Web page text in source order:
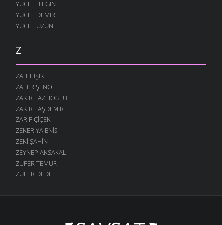
YÜCEL BILGIN
YÜCEL DEMIR
YÜCEL UZUN
Z
ZABIT IŞIK
ZAFER ŞENOL
ZAKIR FAZLIOGLU
ZAKIR TAŞDEMIR
ZARIF ÇIÇEK
ZEKERIYA ENIŞ
ZEKI ŞAHIN
ZEYNEP AKSAKAL
ZUFER TEMUR
ZÜFER DEDE